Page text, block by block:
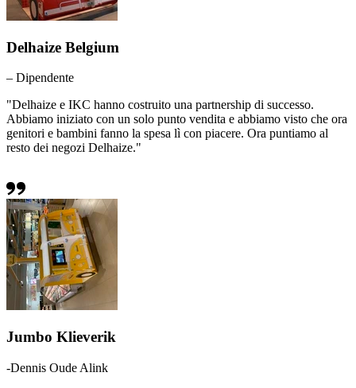
Delhaize Belgium
– Dipendente
"Delhaize e IKC hanno costruito una partnership di successo.
Abbiamo iniziato con un solo punto vendita e abbiamo visto che ora
genitori e bambini fanno la spesa lì con piacere. Ora puntiamo al
resto dei negozi Delhaize."
Jumbo Klieverik
-Dennis Oude Alink